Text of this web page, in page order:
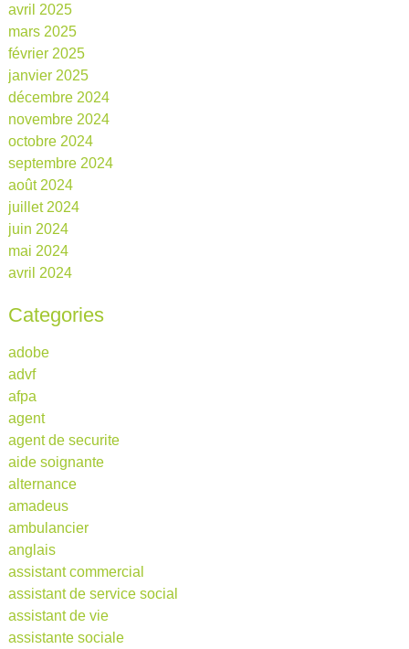
avril 2025
mars 2025
février 2025
janvier 2025
décembre 2024
novembre 2024
octobre 2024
septembre 2024
août 2024
juillet 2024
juin 2024
mai 2024
avril 2024
Categories
adobe
advf
afpa
agent
agent de securite
aide soignante
alternance
amadeus
ambulancier
anglais
assistant commercial
assistant de service social
assistant de vie
assistante sociale